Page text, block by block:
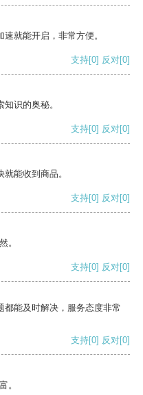
就能开启，非常方便。
支持[0] 反对[0]
识的奥秘。
支持[0] 反对[0]
能收到商品。
支持[0] 反对[0]
。
支持[0] 反对[0]
都能及时解决，服务态度非常
支持[0] 反对[0]
。